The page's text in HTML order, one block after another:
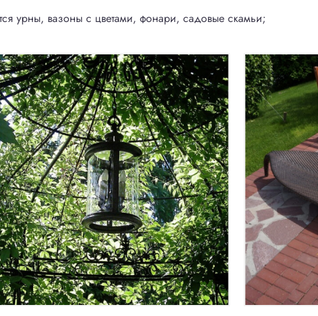
урны, вазоны с цветами, фонари, садовые скамьи;